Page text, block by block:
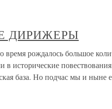
ДИРИЖЕРЫ
рождалось большое
в исторические
база. Но подчас мы и ныне